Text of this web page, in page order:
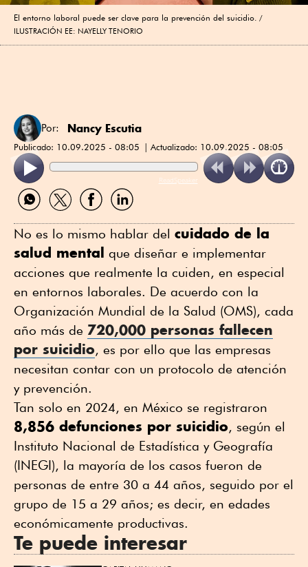
El entorno laboral puede ser clave para la prevención del suicidio.
ILUSTRACIÓN EE: NAYELLY TENORIO
Por: Nancy Escutia
Publicado: 10.09.2025 - 08:05 Actualizado: 10.09.2025 - 08:05
ReadSpeaker
Compartir
por
Compartir
por
Compartir
por
Compartir
por
No es lo mismo hablar del cuidado de la
salud mental que diseñar e implementar
acciones que realmente la cuiden, en especial
en entornos laborales. De acuerdo con la
Organización Mundial de la Salud (OMS), cada
año más de 720,000 personas fallecen
por suicidio, es por ello que las empresas
necesitan contar con un protocolo de atención
y prevención.
Tan solo en 2024, en México se registraron
8,856 defunciones por suicidio, según el
Instituto Nacional de Estadística y Geografía
(INEGI), la mayoría de los casos fueron de
personas de entre 30 a 44 años, seguido por el
grupo de 15 a 29 años; es decir, en edades
económicamente productivas.
Te puede interesar